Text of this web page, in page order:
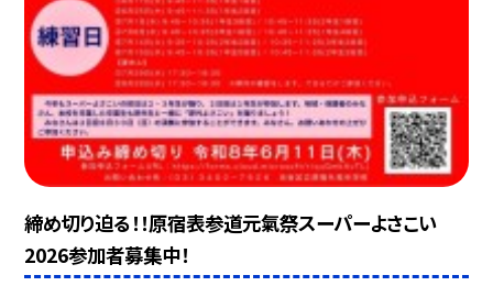
締め切り迫る！！原宿表参道元氣祭スーパーよさこい
2026参加者募集中！